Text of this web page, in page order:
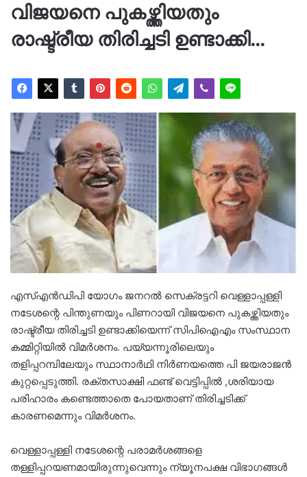
വിജയനെ പുകഴ്ത്തിയതും
രാഷ്ട്രീയ തിരിച്ചടി ഉണ്ടാക്കി…
എസ്എൻ‌ഡിപി യോഗം ജനറൽ സെക്രട്ടറി വെള്ളാപ്പള്ളി
നടേശന്റെ പിന്തുണയും പിണറായി വിജയനെ പുകഴ്ത്തിയതും
രാഷ്ട്രീയ തിരിച്ചടി ഉണ്ടാക്കിയെന്ന് സിപിഐഎം സംസ്ഥാന
കമ്മിറ്റിയിൽ വിമർശനം. പയ്യന്നൂരിലെയും
തളിപ്പറമ്പിലേയും സ്ഥാനാർഥി നിർണയത്തെ പി ജയരാജൻ
കുറ്റപ്പെടുത്തി. രക്തസാക്ഷി ഫണ്ട് വെട്ടിപ്പിൽ ,ശരിയായ
പരിഹാരം കണ്ടെത്താതെ പോയതാണ് തിരിച്ചടിക്ക്
കാരണമെന്നും വിമർശനം.
വെള്ളാപ്പള്ളി നടേശന്റെ പരാമർശങ്ങളെ
തള്ളിപ്പറയണമായിരുന്നുവെന്നും ന്യൂനപക്ഷ വിഭാ​ഗങ്ങൾ